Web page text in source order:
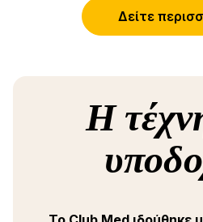
padrões de saúde e
- Apaixonado(a), você gosta
tudo, criar emoção para
planos de menu pré-
- Gerenciar uma equipe de 40
- Garantir o desempenho
- Ser responsável pela
Δείτε
Η